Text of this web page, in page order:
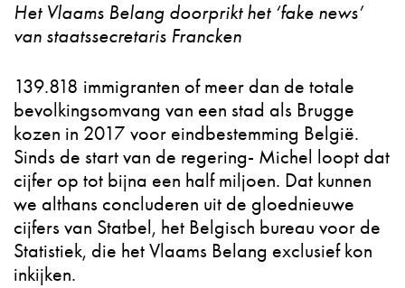
Het Vlaams Belang doorprikt het ‘fake news’
van staatssecretaris Francken
139.818 immigranten of meer dan de totale
bevolkingsomvang van een stad als Brugge
kozen in 2017 voor eindbestemming België.
Sinds de start van de regering- Michel loopt dat
cijfer op tot bijna een half miljoen. Dat kunnen
we althans concluderen uit de gloednieuwe
cijfers van Statbel, het Belgisch bureau voor de
Statistiek, die het Vlaams Belang exclusief kon
inkijken.